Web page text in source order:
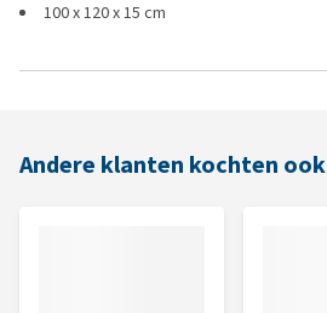
100 x 120 x 15 cm
Andere klanten kochten ook